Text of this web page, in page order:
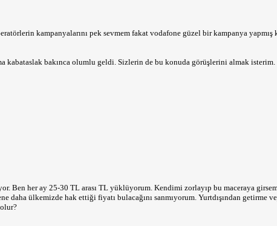
kampanyalarını pek sevmem fakat vodafone güzel bir kampanya yapmış
kabataslak bakınca olumlu geldi. Sizlerin de bu konuda görüşlerini almak isterim.
Ben her ay 25-30 TL arası TL yüklüyorum. Kendimi zorlayıp bu maceraya
daha ülkemizde hak ettiği fiyatı bulacağını sanmıyorum. Yurtdışından getirme